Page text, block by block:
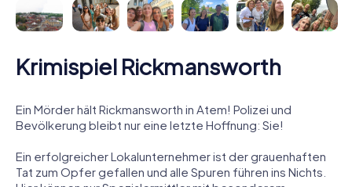
Krimispiel Rickmansworth
Ein Mörder hält Rickmansworth in Atem! Polizei und
Bevölkerung bleibt nur eine letzte Hoffnung: Sie!
Ein erfolgreicher Lokalunternehmer ist der grauenhaften
Tat zum Opfer gefallen und alle Spuren führen ins Nichts.